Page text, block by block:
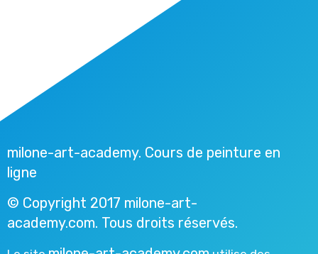
milone-art-academy. Cours de peinture en
ligne
© Copyright 2017 milone-art-
academy.com. Tous droits réservés.